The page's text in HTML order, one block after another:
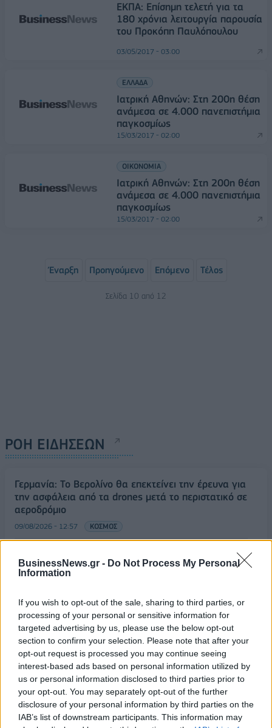
BusinessNews.gr - Do Not Process My Personal
Information
If you wish to opt-out of the sale, sharing to third parties, or
processing of your personal or sensitive information for
targeted advertising by us, please use the below opt-out
section to confirm your selection. Please note that after your
opt-out request is processed you may continue seeing
interest-based ads based on personal information utilized by
us or personal information disclosed to third parties prior to
your opt-out. You may separately opt-out of the further
disclosure of your personal information by third parties on the
IAB’s list of downstream participants. This information may
ΕΚΠΑ: Επίσημη τελετή για τα
180 χρόνια λειτουργία παρουσία
του Προκόπη Παυλόπουλου
03/05/2017 - 03:00
ΕΛΛΑΔΑ
Ιατρική Αθηνών: Στη 200η θέση
ανάμεσα σε 4.000 πανεπιστήμια
παγκοσμίως
15/03/2017 - 02:00
ΟΙΚΟΝΟΜΙΑ
Ιατρική Αθηνών: Στη 200η θέση
ανάμεσα σε 4.000 πανεπιστήμια
παγκοσμίως
15/03/2017 - 02:00
Έναρξη Προηγούμενο Επόμενο Τέλος
Σελίδα 10 από 12
ΡΟΗ ΕΙΔΗΣΕΩΝ
Γερμανία: Το Βερολίνο θα επεκτείνει την έρευνα για
την ασφάλεια από τα drones μετά το περιστατικό σε
αεροδρόμιο
09/08/2026 - 12:57 ΚΟΣΜΟΣ
Πειραιά – Περίπου 60.000 ταξίδεψαν Παρασκευή
και Σάββατο
Από τη Δυτική Αττική στη Νότια Γαλλία : Οι εμπειρίες
Ελλήνων και Γάλλων πυροσβεστών από τα πύρινα
μέτωπα
09/08/2026 - 12:08 ΚΟΣΜΟΣ
Δεύτερη πηγή εισοδήματος για τους επαγγελματίες
ψαράδες ο αλιευτικός τουρισμός
09/08/2026 - 12:08 ΤΟΥΡΙΣΜΟΣ